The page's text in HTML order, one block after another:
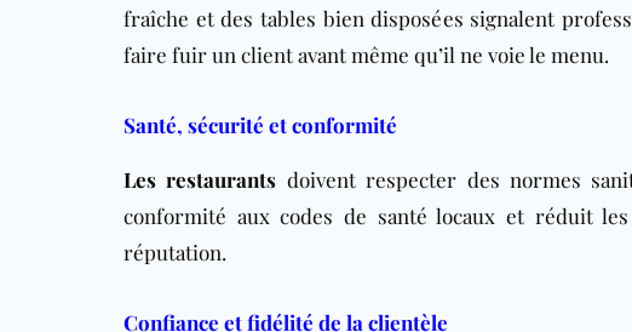
fraîche et des tables bien disposées signalent
faire fuir un client avant même qu’il ne voie le menu.
Santé, sécurité et conformité
Les restaurants doivent respecter des normes
conformité aux codes de santé locaux et réduit
réputation.
Confiance et fidélité de la clientèle